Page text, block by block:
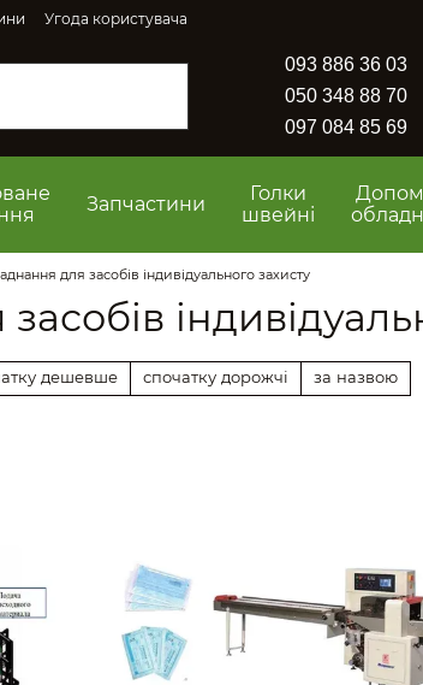
Угода користувача
093 886 36 03
050 348 88 70
097 084 85 69
Запчастини
Голки
швейні
для засобів індивідуального захисту
дешевше спочатку дорожчі за назвою